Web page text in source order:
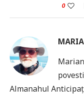
0
Almanahul